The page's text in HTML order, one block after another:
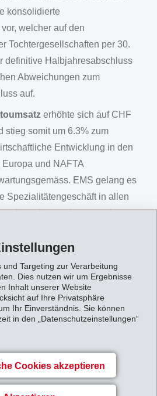
Targeting zur Verarbeitung
Dies nutzen wir um Ergebnisse
Inhalt unserer Website
auf Ihre Privatsphäre
Ihr Einverständnis. Sie können
in den „Datenschutzeinstellungen“
Cookies akzeptieren
konsolidierte
welcher auf den
Tochtergesellschaften per 30.
definitive Halbjahresabschluss
Abweichungen zum
auf.
erhöhte sich auf CHF
stieg somit um 6.3% zum
Entwicklung in den
und NAFTA
EMS gelang es
Spezialitätengeschäft in allen
weiter auszubauen.
werden.
(EBIT)stieg auf CHF 280 Mio.
zum Vorjahr. Der
(EBITDA) erhöhte sich dabei
Mio. (291). Die EBIT-Marge liegt
EBITDA-Marge bei 28.7%
mit Spezialitäten wirkten sich
aus. Anhaltende
trieben die Rohstoffpreise stark